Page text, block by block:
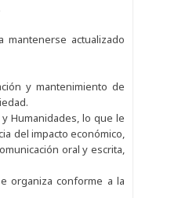
actualizado
y mantenimiento de
Humanidades, lo que le
del impacto económico,
oral y escrita,
organiza conforme a la